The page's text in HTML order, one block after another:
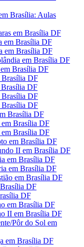
Brasília: Aulas
em Brasília DF
em Brasília DF
em Brasília DF
em Brasília DF
Brasília DF
Brasília DF
Brasília DF
Brasília DF
Brasília DF
Brasília DF
Brasília DF
Brasília DF
em Brasília DF
II em Brasília DF
em Brasília DF
em Brasília DF
em Brasília DF
DF
DF
em Brasília DF
II em Brasília DF
Pôr do Sol em
em Brasília DF